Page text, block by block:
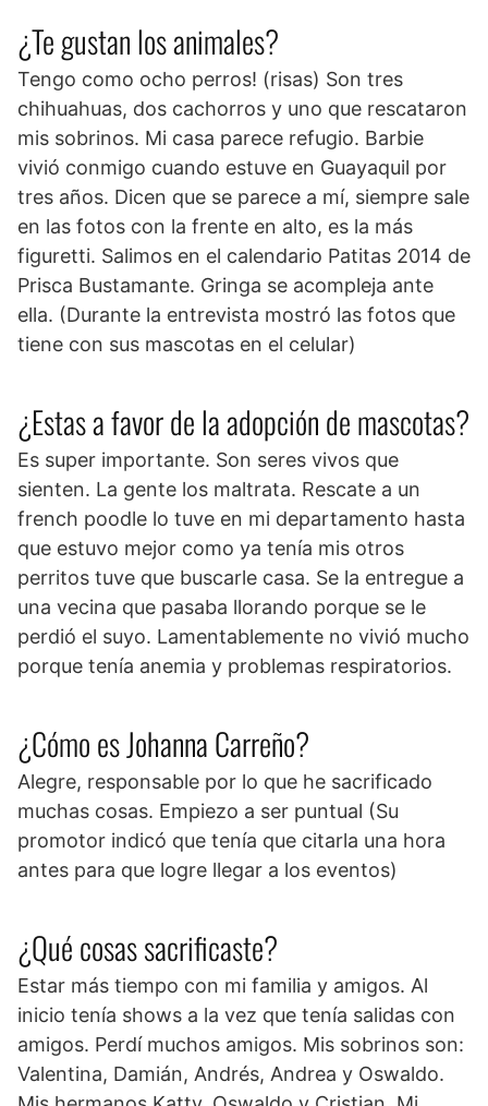
¿Te gustan los animales?
Tengo como ocho perros! (risas) Son tres
chihuahuas, dos cachorros y uno que rescataron
mis sobrinos. Mi casa parece refugio. Barbie
vivió conmigo cuando estuve en Guayaquil por
tres años. Dicen que se parece a mí, siempre sale
en las fotos con la frente en alto, es la más
figuretti. Salimos en el calendario Patitas 2014 de
Prisca Bustamante. Gringa se acompleja ante
ella. (Durante la entrevista mostró las fotos que
tiene con sus mascotas en el celular)
¿Estas a favor de la adopción de mascotas?
Es super importante. Son seres vivos que
sienten. La gente los maltrata. Rescate a un
french poodle lo tuve en mi departamento hasta
que estuvo mejor como ya tenía mis otros
perritos tuve que buscarle casa. Se la entregue a
una vecina que pasaba llorando porque se le
perdió el suyo. Lamentablemente no vivió mucho
porque tenía anemia y problemas respiratorios.
¿Cómo es Johanna Carreño?
Alegre, responsable por lo que he sacrificado
muchas cosas. Empiezo a ser puntual (Su
promotor indicó que tenía que citarla una hora
antes para que logre llegar a los eventos)
¿Qué cosas sacrificaste?
Estar más tiempo con mi familia y amigos. Al
inicio tenía shows a la vez que tenía salidas con
amigos. Perdí muchos amigos. Mis sobrinos son:
Valentina, Damián, Andrés, Andrea y Oswaldo.